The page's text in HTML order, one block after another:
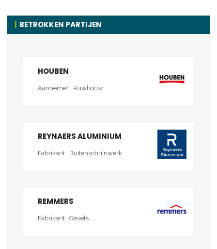
BETROKKEN PARTIJEN
HOUBEN
Aannemer : Ruwbouw
REYNAERS ALUMINIUM
Fabrikant : Buitenschrijnwerk
REMMERS
Fabrikant : Gevels